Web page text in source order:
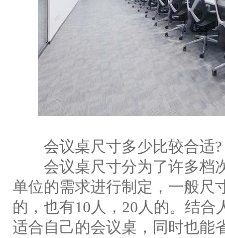
会议桌尺寸多少比较合适?
会议桌尺寸分为了许多档
单位的需求进行制定，一般尺
的，也有10人，20人的。结
适合自己的会议桌，同时也能